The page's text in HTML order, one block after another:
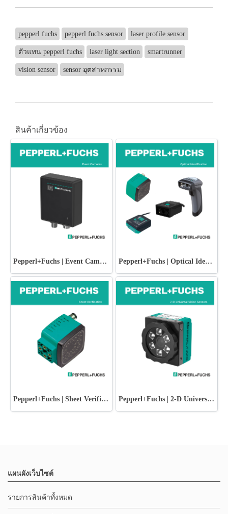
pepperl fuchs pepperl fuchs sensor laser profile sensor
ตัวแทน pepperl fuchs laser light section smartrunner
vision sensor sensor อุตสาหกรรม
สินค้าเกี่ยวข้อง
Pepperl+Fuchs | Event Cameras Pepperl+Fuchs | Optical Identification
Pepperl+Fuchs | Sheet Verification Pepperl+Fuchs | 2-D Universal Vision Sensors
แผนผังเว็บไซต์
รายการสินค้าทั้งหมด